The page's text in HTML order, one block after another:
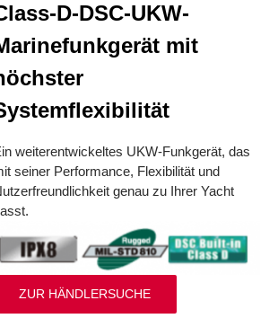
D-DSC-UKW-
mit
weiterentwickeltes UKW-Funkgerät, das
seiner Performance, Flexibilität und
genau zu Ihrer Yacht
ZUR HÄNDLERSUCHE